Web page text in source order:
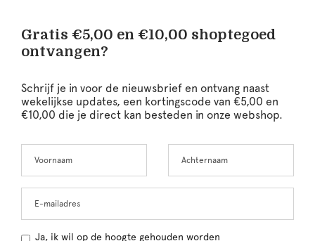
Gratis €5,00 en €10,00 shoptegoed
ontvangen?
Schrijf je in voor de nieuwsbrief en ontvang naast
wekelijkse updates, een kortingscode van €5,00 en
€10,00 die je direct kan besteden in onze webshop.
this
Ja, ik wil op de hoogte gehouden worden